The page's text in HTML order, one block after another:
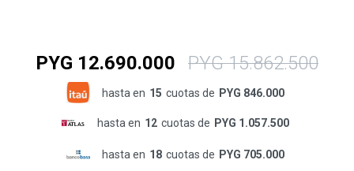
PYG 12.690.000 PYG 15.862.500
hasta en 15 cuotas de PYG 846.000
hasta en 12 cuotas de PYG 1.057.500
hasta en 18 cuotas de PYG 705.000